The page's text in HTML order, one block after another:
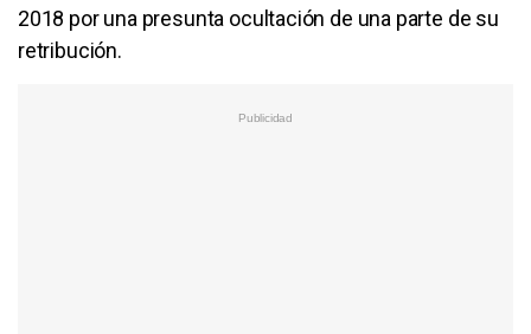
2018 por una presunta ocultación de una parte de su
retribución.